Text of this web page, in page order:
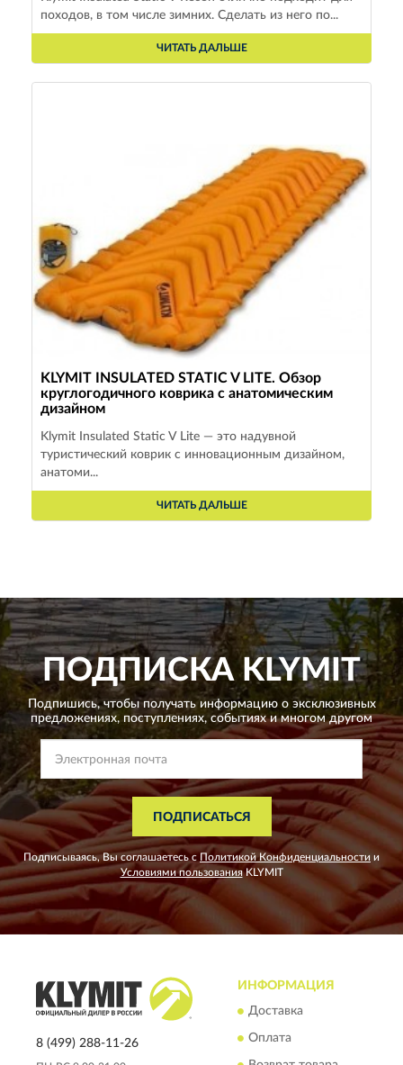
походов, в том числе зимних. Сделать из него по...
ЧИТАТЬ ДАЛЬШЕ
KLYMIT INSULATED STATIC V LITE. Обзор
круглогодичного коврика с анатомическим
дизайном
Klymit Insulated Static V Lite — это надувной
туристический коврик с инновационным дизайном,
анатоми...
ЧИТАТЬ ДАЛЬШЕ
ПОДПИСКАKLYMIT
Подпишись, чтобы получать информацию о эксклюзивных
предложениях, поступлениях, событиях и многом другом
ПОДПИСАТЬСЯ
Подписываясь, Вы соглашаетесь с Политикой Конфиденциальности и
Условиями пользованияKLYMIT
8 (499) 288-11-26
ИНФОРМАЦИЯ
Доставка
Оплата